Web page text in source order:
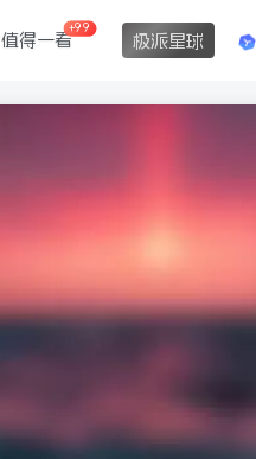
值得一看
+99
极派星球